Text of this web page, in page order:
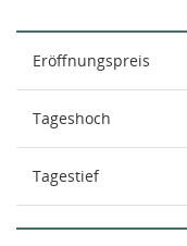
Eröffnungspreis
Tageshoch
Tagestief